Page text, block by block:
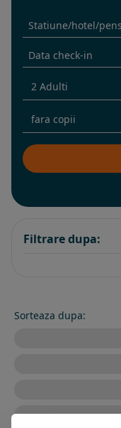
Filtrare dupa:
Sorteaza dupa: